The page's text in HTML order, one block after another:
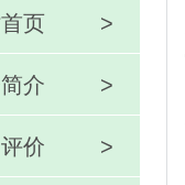
页 >
介 >
价 >